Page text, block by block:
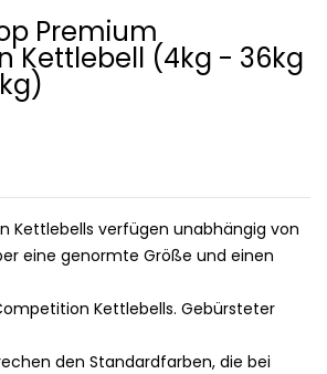
Premium
Kettlebell (4kg - 36kg
Kettlebells verfügen unabhängig von
eine genormte Größe und einen
Kettlebells. Gebürsteter
den Standardfarben, die bei